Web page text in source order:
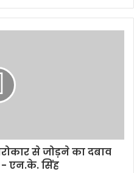
से जोड़ने का दबाव
- एन.के. सिंह